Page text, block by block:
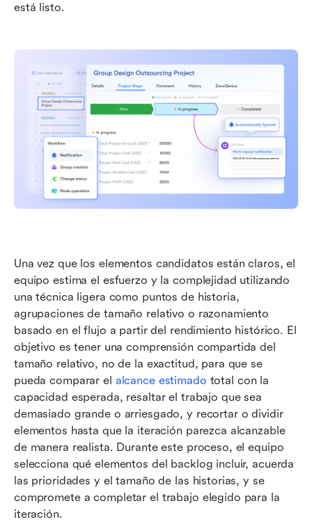
está listo.
Una vez que los elementos candidatos están claros, el
equipo estima el esfuerzo y la complejidad utilizando
una técnica ligera como puntos de historia,
agrupaciones de tamaño relativo o razonamiento
basado en el flujo a partir del rendimiento histórico. El
objetivo es tener una comprensión compartida del
tamaño relativo, no de la exactitud, para que se
pueda comparar el alcance estimado total con la
capacidad esperada, resaltar el trabajo que sea
demasiado grande o arriesgado, y recortar o dividir
elementos hasta que la iteración parezca alcanzable
de manera realista. Durante este proceso, el equipo
selecciona qué elementos del backlog incluir, acuerda
las prioridades y el tamaño de las historias, y se
compromete a completar el trabajo elegido para la
iteración.